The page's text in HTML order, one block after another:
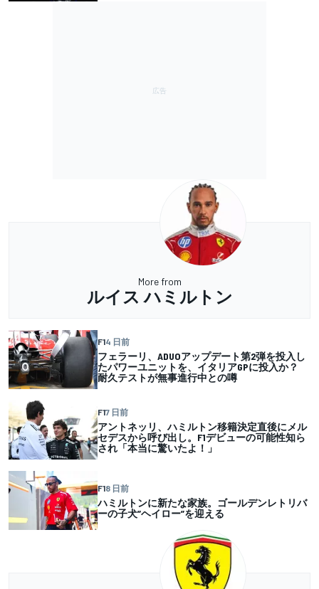
More from
ルイス ハミルトン
F14 日前
フェラーリ、ADUOアップデート第2弾を投入し
たパワーユニットを、イタリアGPに投入か？
耐久テストが無事進行中との噂
F17 日前
アントネッリ、ハミルトン移籍決定直後にメル
セデスから呼び出し。F1デビューの可能性知ら
され「本当に驚いたよ！」
F18 日前
ハミルトンに新たな家族。ゴールデンレトリバ
ーの子犬”ヘイロー”を迎える